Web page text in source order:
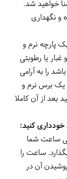
خواهید شد.
و نگهداری
پارچه نرم و
یا رطوبتی
را به آرامی
یک برس نرم و
بعد از آن کاملا
کنید:
ساعت شما
ساعت را
آن در